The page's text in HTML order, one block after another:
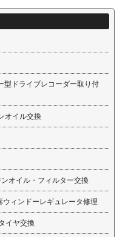
型ドライブレコーダー取り付
オイル交換
オイル・フィルター交換
ウィンドーレギュレータ修理
イヤ交換